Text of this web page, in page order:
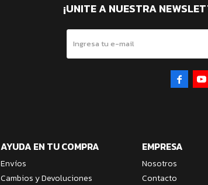
AYUDA EN TU COMPRA
Envíos
Cambios y Devoluciones
EMPRESA
Nosotros
Contacto
¡UNITE A NUESTRA
 